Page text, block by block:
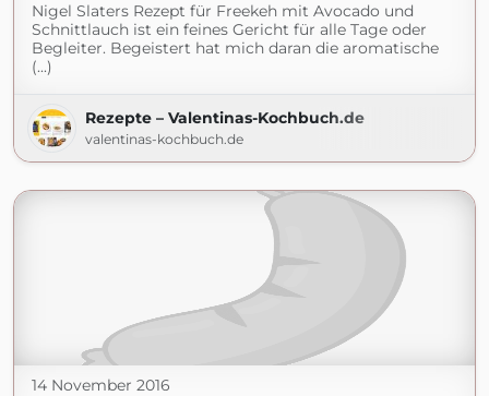
Nigel Slaters Rezept für Freekeh mit Avocado und
Schnittlauch ist ein feines Gericht für alle Tage oder
Begleiter. Begeistert hat mich daran die aromatische
(...)
Rezepte – Valentinas-Kochbuch.de
valentinas-kochbuch.de
14 November 2016